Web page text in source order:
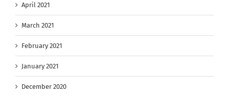
April 2021
March 2021
February 2021
January 2021
December 2020